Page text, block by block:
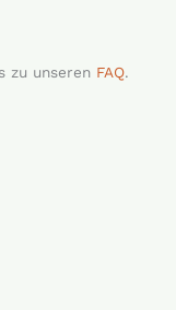
zu unseren FAQ.